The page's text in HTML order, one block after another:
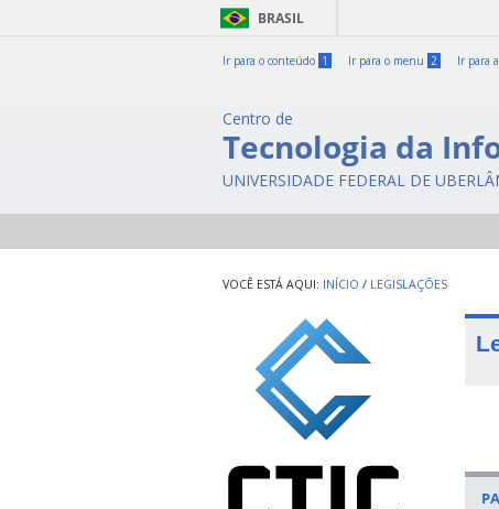
BRASIL
Ir para o conteúdo 1 Ir para o menu 2 Ir para
Centro de
Tecnologia da
UNIVERSIDADE FEDERAL DE
INÍCIO / LEGISLAÇÕES